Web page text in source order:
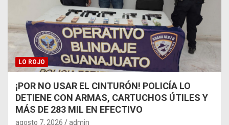
LO ROJO
¡POR NO USAR EL CINTURÓN! POLICÍA LO
DETIENE CON ARMAS, CARTUCHOS ÚTILES Y
MÁS DE 283 MIL EN EFECTIVO
agosto 7, 2026 admin